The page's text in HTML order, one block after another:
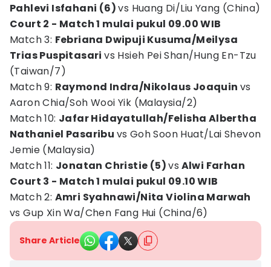
Pahlevi Isfahani (6)vs Huang Di/Liu Yang (China)
Court 2 - Match 1 mulai pukul 09.00 WIB
Match 3: Febriana Dwipuji Kusuma/Meilysa
Trias Puspitasarivs Hsieh Pei Shan/Hung En-Tzu
(Taiwan/7)
Match 9: Raymond Indra/Nikolaus Joaquinvs
Aaron Chia/Soh Wooi Yik (Malaysia/2)
Match 10: Jafar Hidayatullah/Felisha Albertha
Nathaniel Pasaribu vs Goh Soon Huat/Lai Shevon
Jemie (Malaysia)
Match 11: Jonatan Christie (5)vs Alwi Farhan
Court 3 - Match 1 mulai pukul 09.10 WIB
Match 2: Amri Syahnawi/Nita Violina Marwah
vs Gup Xin Wa/Chen Fang Hui (China/6)
Share Article